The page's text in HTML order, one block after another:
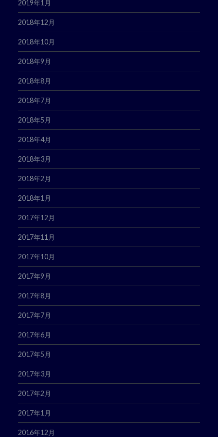
2019年1月
2018年12月
2018年10月
2018年9月
2018年8月
2018年7月
2018年5月
2018年4月
2018年3月
2018年2月
2018年1月
2017年12月
2017年11月
2017年10月
2017年9月
2017年8月
2017年7月
2017年6月
2017年5月
2017年3月
2017年2月
2017年1月
2016年12月